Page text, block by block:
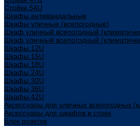
Стойки 54U
Шкафы антивандальные
Шкафы уличные (всепогодные)
Шкаф уличный всепогодный
Шкаф уличный всепогодный
Шкафы 12U
Шкафы 15U
Шкафы 18U
Шкафы 24U
Шкафы 30U
Шкафы 36U
Шкафы 42U
Аксессуары для уличных всепогодных
Аксессуары для шкафов и стоек
Блок розеток